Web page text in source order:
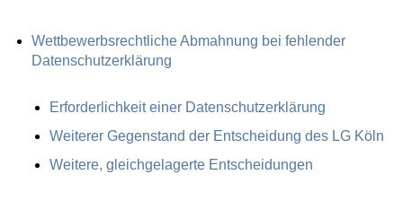
Wettbewerbsrechtliche Abmahnung bei fehlender
Datenschutzerklärung
Erforderlichkeit einer Datenschutzerklärung
Weiterer Gegenstand der Entscheidung des LG Köln
Weitere, gleichgelagerte Entscheidungen